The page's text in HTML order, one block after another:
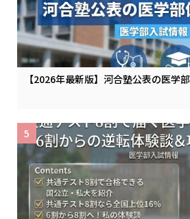
【2026年最新版】河合塾公表の医学
5